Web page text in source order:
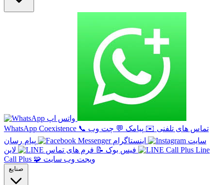
واتس اپ
WhatsApp Coexistence 📞 تماس های تلفنی ✉️ پیامک 💬 چت وب
سایت
اینستاگرام
پیام رسان
فیس بوک 📝 فرم های تماس لاین
Line
Call Plus 🧩 ویجت وب سایت
صنایع